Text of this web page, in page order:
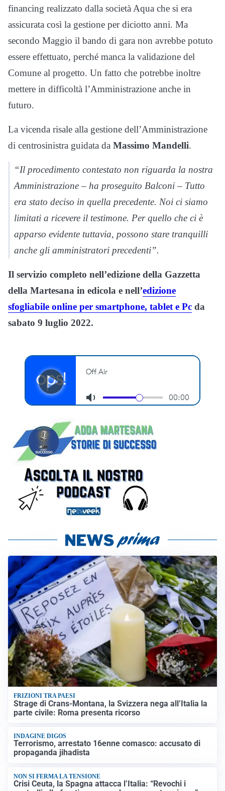
financing realizzato dalla società Aqua che si era
assicurata così la gestione per diciotto anni. Ma
secondo Maggio il bando di gara non avrebbe potuto
essere effettuato, perché manca la validazione del
Comune al progetto. Un fatto che potrebbe inoltre
mettere in difficoltà l’Amministrazione anche in
futuro.
La vicenda risale alla gestione dell’Amministrazione
di centrosinistra guidata da Massimo Mandelli.
“Il procedimento contestato non riguarda la nostra
Amministrazione – ha proseguito Balconi – Tutto
era stato deciso in quella precedente. Noi ci siamo
limitati a ricevere il testimone. Per quello che ci è
apparso evidente tuttavia, possono stare tranquilli
anche gli amministratori precedenti”.
Il servizio completo nell’edizione della Gazzetta
della Martesana in edicola e nell’edizione
sfogliabile online per smartphone, tablet e Pc da
sabato 9 luglio 2022.
FRIZIONI TRA PAESI
Strage di Crans-Montana, la Svizzera nega all’Italia la
parte civile: Roma presenta ricorso
INDAGINE DIGOS
Terrorismo, arrestato 16enne comasco: accusato di
propaganda jihadista
NON SI FERMA LA TENSIONE
Crisi Ceuta, la Spagna attacca l’Italia: “Revochi i